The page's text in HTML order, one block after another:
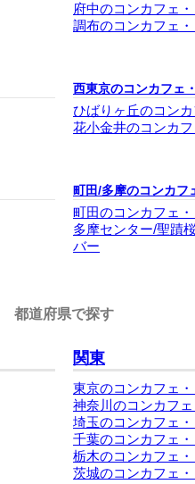
府中のコンカフェ
調布のコンカフェ
西東京のコンカフェ
ひばりヶ丘のコン
花小金井のコンカ
町田/多摩のコンカフ
町田のコンカフェ
多摩センター/聖蹟
バー
都道府県で探す
関東
東京のコンカフェ
神奈川のコンカフ
埼玉のコンカフェ
千葉のコンカフェ
栃木のコンカフェ
茨城のコンカフェ